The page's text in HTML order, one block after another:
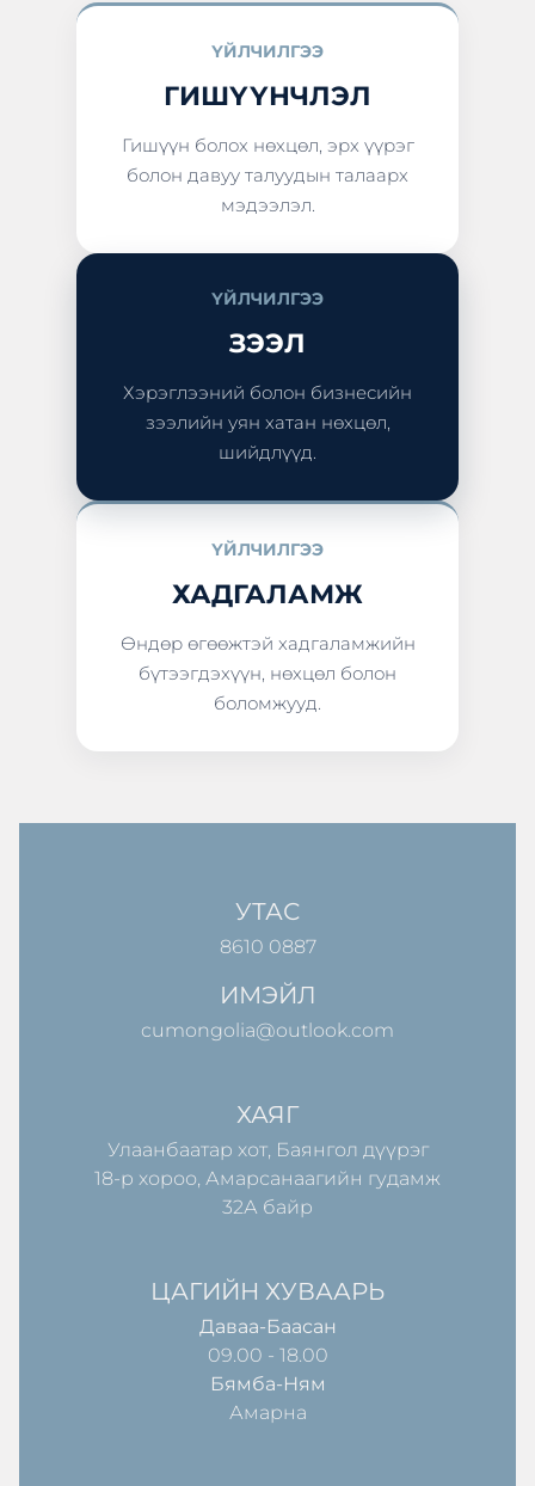
ҮЙЛЧИЛГЭЭ
ГИШҮҮНЧЛЭЛ
Гишүүн болох нөхцөл, эрх үүрэг
болон давуу талуудын талаарх
мэдээлэл.
ҮЙЛЧИЛГЭЭ
ЗЭЭЛ
Хэрэглээний болон бизнесийн
зээлийн уян хатан нөхцөл,
шийдлүүд.
ҮЙЛЧИЛГЭЭ
ХАДГАЛАМЖ
Өндөр өгөөжтэй хадгаламжийн
бүтээгдэхүүн, нөхцөл болон
боломжууд.
УТАС
8610 0887
ИМЭЙЛ
cumongolia@outlook.com
ХАЯГ
Улаанбаатар хот, Баянгол дүүрэг
18-р хороо, Амарсанаагийн гудамж
32А байр
ЦАГИЙН ХУВААРЬ
Даваа-Баасан
09.00 - 18.00
Бямба-Ням
Амарна